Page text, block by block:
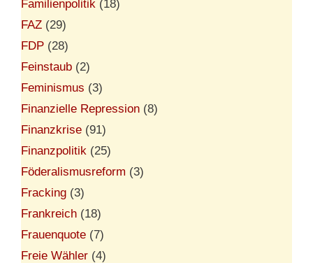
Familienpolitik (18)
FAZ (29)
FDP (28)
Feinstaub (2)
Feminismus (3)
Finanzielle Repression (8)
Finanzkrise (91)
Finanzpolitik (25)
Föderalismusreform (3)
Fracking (3)
Frankreich (18)
Frauenquote (7)
Freie Wähler (4)